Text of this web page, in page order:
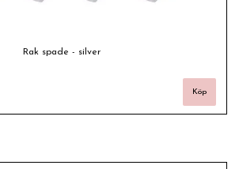
Rak spade - silver